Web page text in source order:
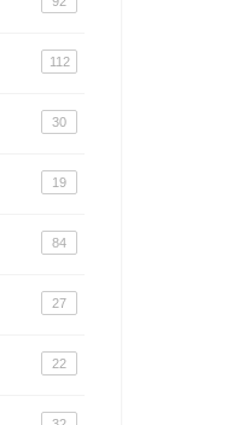
112
30
19
84
27
22